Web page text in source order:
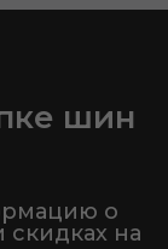
шин
о
на